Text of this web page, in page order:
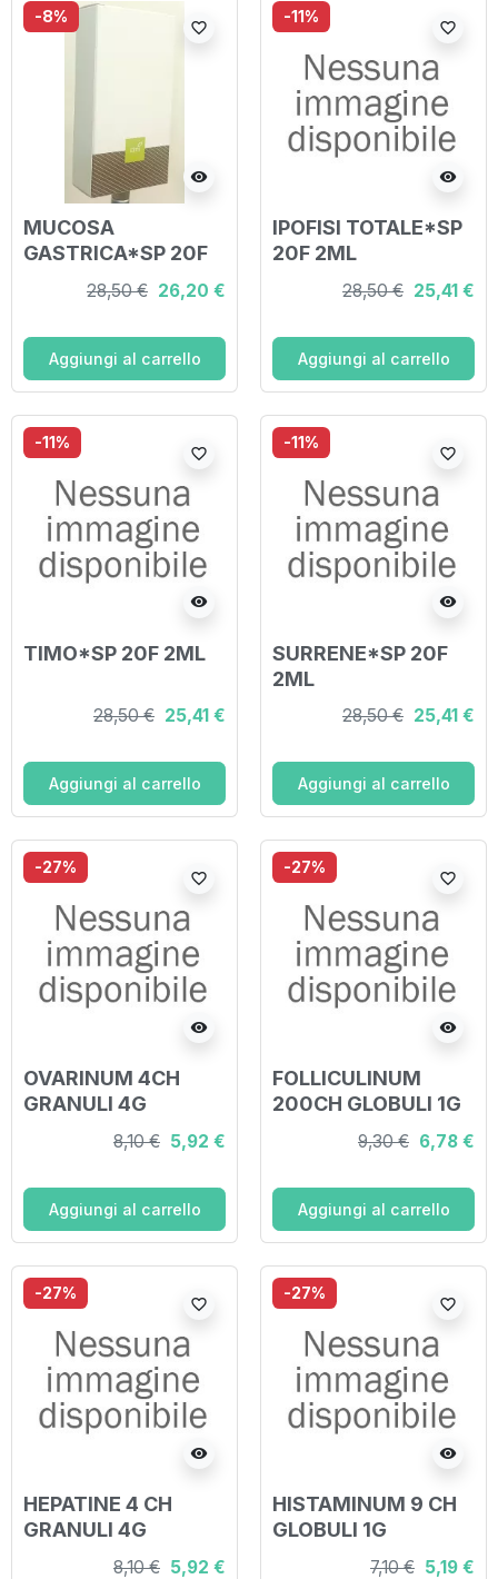
-8%
visibility
favorite_border
MUCOSA
GASTRICA*SP 20F
28,50 € 26,20 €
Aggiungi al carrello
-11%
visibility
favorite_border
IPOFISI TOTALE*SP
20F 2ML
28,50 € 25,41 €
Aggiungi al carrello
-11%
visibility
favorite_border
TIMO*SP 20F 2ML
28,50 € 25,41 €
Aggiungi al carrello
-11%
visibility
favorite_border
SURRENE*SP 20F
2ML
28,50 € 25,41 €
Aggiungi al carrello
-27%
visibility
favorite_border
OVARINUM 4CH
GRANULI 4G
8,10 € 5,92 €
Aggiungi al carrello
-27%
visibility
favorite_border
FOLLICULINUM
200CH GLOBULI 1G
9,30 € 6,78 €
Aggiungi al carrello
-27%
visibility
favorite_border
HEPATINE 4 CH
GRANULI 4G
8,10 € 5,92 €
-27%
visibility
favorite_border
HISTAMINUM 9 CH
GLOBULI 1G
7,10 € 5,19 €